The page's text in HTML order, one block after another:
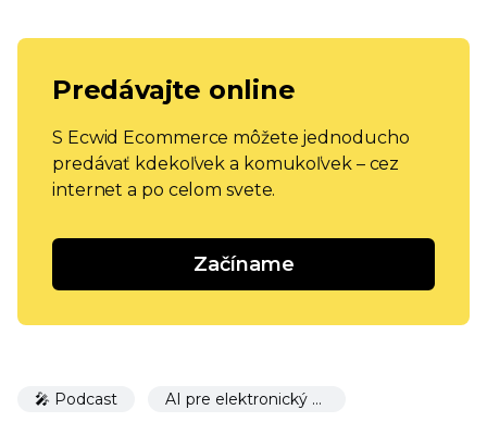
Predávajte online
S Ecwid Ecommerce môžete jednoducho
predávať kdekoľvek a komukoľvek – cez
internet a po celom svete.
Začíname
🎤 Podcast AI pre elektronický obchod